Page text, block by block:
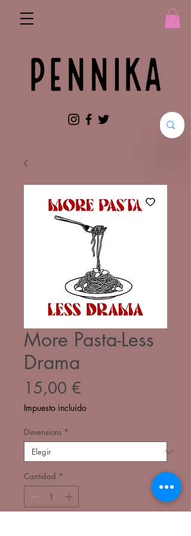
More Pasta-Less
Drama
15,00 €
Impuesto incluido
Dimensions *
Cantidad *